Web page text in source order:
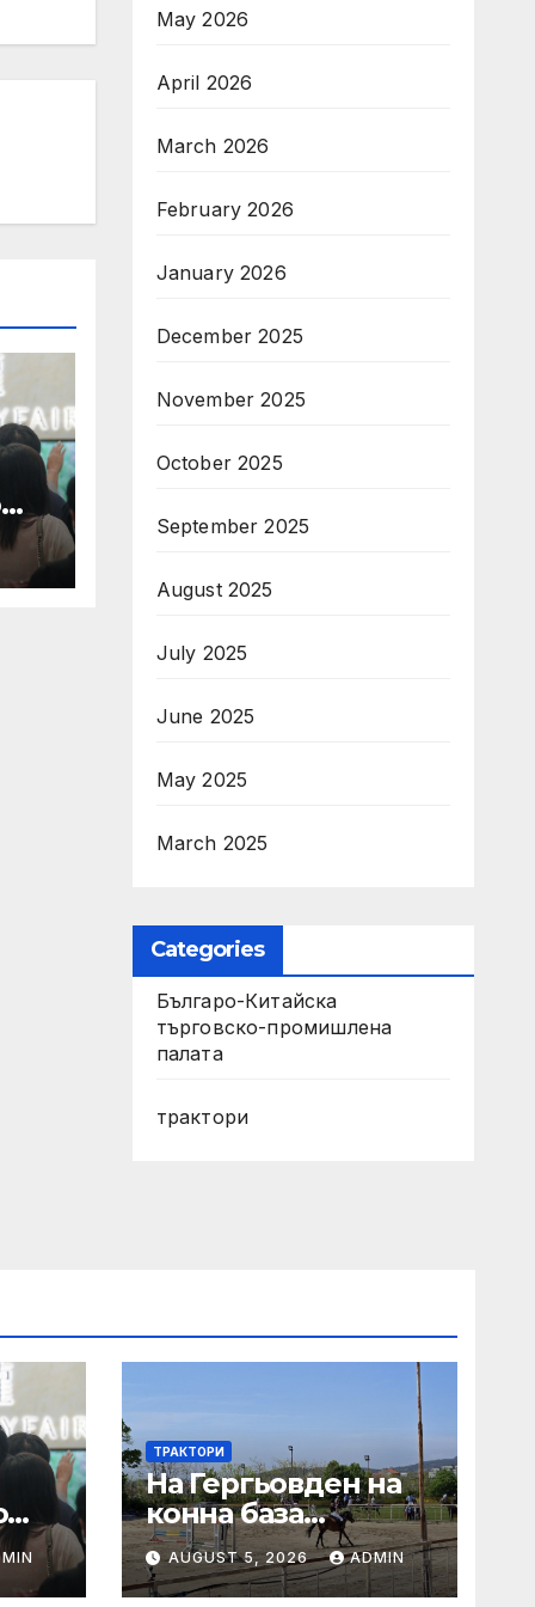
с
May 2026
April 2026
March 2026
February 2026
January 2026
December 2025
November 2025
October 2025
September 2025
August 2025
July 2025
June 2025
May 2025
March 2025
Categories
Българо-Китайска
търговско-промишлена
палата
трактори
с
ТРАКТОРИ
На Гергьовден на
конна база
„Виница“ ще се
проведе турнир по
AUGUST 5, 2026 ADMIN